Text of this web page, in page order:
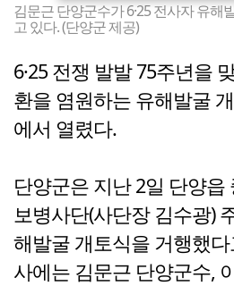
김문근 단양군수가 6·25 전사자 유해
고 있다. (단양군 제공)
6·25 전쟁 발발 75주년을
환을 염원하는 유해발굴
에서 열렸다.
단양군은 지난 2일 단양읍
보병사단(사단장 김수광)
해발굴 개토식을 거행했
사에는 김문근 단양군수,